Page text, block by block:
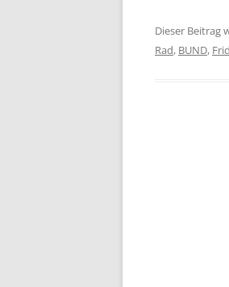
Dieser Beitrag
Rad, BUND,